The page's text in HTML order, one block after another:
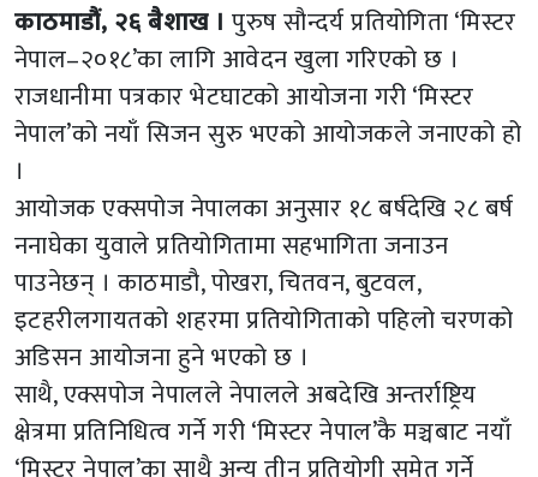
काठमाडौं, २६ बैशाख । पुरुष सौन्दर्य प्रतियोगिता ‘मिस्टर
नेपाल–२०१८’का लागि आवेदन खुला गरिएको छ ।
राजधानीमा पत्रकार भेटघाटको आयोजना गरी ‘मिस्टर
नेपाल’को नयाँ सिजन सुरु भएको आयोजकले जनाएको हो
।
आयोजक एक्सपोज नेपालका अनुसार १८ बर्षदेखि २८ बर्ष
ननाघेका युवाले प्रतियोगितामा सहभागिता जनाउन
पाउनेछन् । काठमाडौ, पोखरा, चितवन, बुटवल,
इटहरीलगायतको शहरमा प्रतियोगिताको पहिलो चरणको
अडिसन आयोजना हुने भएको छ ।
साथै, एक्सपोज नेपालले नेपालले अबदेखि अन्तर्राष्ट्रिय
क्षेत्रमा प्रतिनिधित्व गर्ने गरी ‘मिस्टर नेपाल’कै मञ्चबाट नयाँ